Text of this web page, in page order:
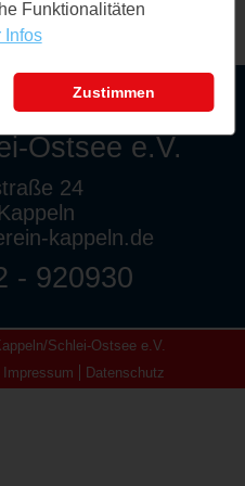
Ostsee e.V.
24
kappeln.de
- 920930
Schlei-Ostsee e.V.
Impressum Datenschutz
Funktionalitäten
Infos
Zustimmen